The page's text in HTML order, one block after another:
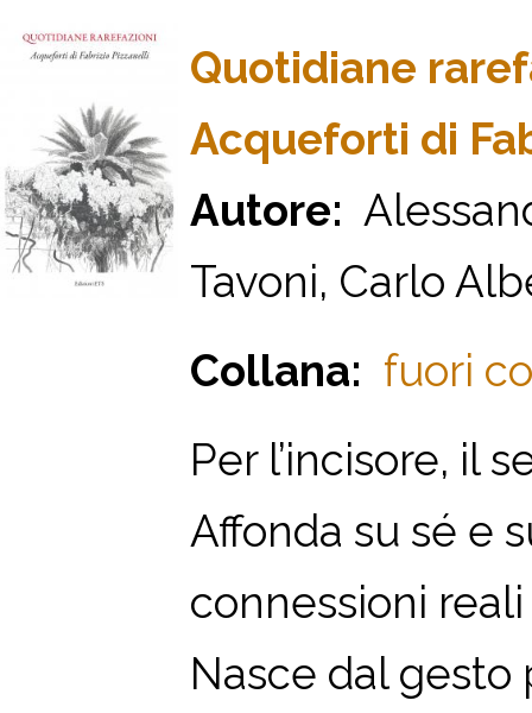
Quotidiane
Acqueforti di
Autore:
Tavoni, Carlo
Collana: fuori
Per l’incisore, il
Affonda su sé e
connessioni
Nasce dal